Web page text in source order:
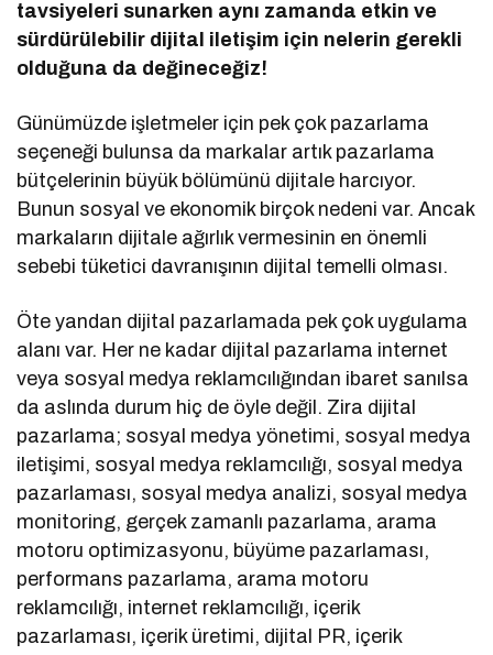
tavsiyeleri sunarken aynı zamanda etkin ve
sürdürülebilir dijital iletişim için nelerin gerekli
olduğuna da değineceğiz!
Günümüzde işletmeler için pek çok pazarlama
seçeneği bulunsa da markalar artık pazarlama
bütçelerinin büyük bölümünü dijitale harcıyor.
Bunun sosyal ve ekonomik birçok nedeni var. Ancak
markaların dijitale ağırlık vermesinin en önemli
sebebi tüketici davranışının dijital temelli olması.
Öte yandan dijital pazarlamada pek çok uygulama
alanı var. Her ne kadar dijital pazarlama internet
veya sosyal medya reklamcılığından ibaret sanılsa
da aslında durum hiç de öyle değil. Zira dijital
pazarlama; sosyal medya yönetimi, sosyal medya
iletişimi, sosyal medya reklamcılığı, sosyal medya
pazarlaması, sosyal medya analizi, sosyal medya
monitoring, gerçek zamanlı pazarlama, arama
motoru optimizasyonu, büyüme pazarlaması,
performans pazarlama, arama motoru
reklamcılığı, internet reklamcılığı, içerik
pazarlaması, içerik üretimi, dijital PR, içerik